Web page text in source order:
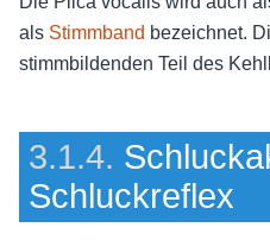
als Stimmband bezeichnet.
stimmbildenden Teil des
3.1.4.
Schluckreflex